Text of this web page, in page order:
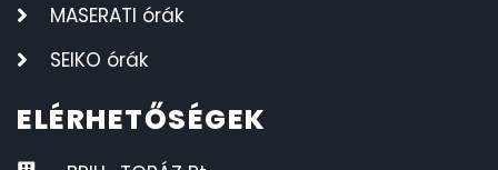
MASERATI órák
SEIKO órák
ELÉRHETŐSÉGEK